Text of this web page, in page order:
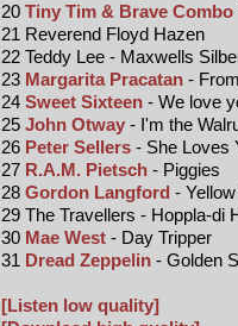
20 Tiny Tim & Brave Combo
21 Reverend Floyd Hazen
22 Teddy Lee - Maxwells
23 Margarita Pracatan -
24 Sweet Sixteen - We love
25 John Otway - I'm the
26 Peter Sellers - She Loves
27 R.A.M. Pietsch - Piggies
28 Gordon Langford -
29 The Travellers - Hoppla-di
30 Mae West - Day Tripper
31 Dread Zeppelin - Golden
[Listen low quality]